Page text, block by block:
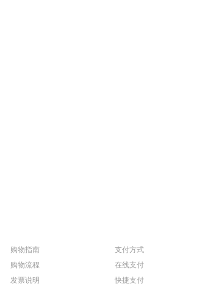
购物指南
购物流程
发票说明
支付方式
在线支付
快捷支付